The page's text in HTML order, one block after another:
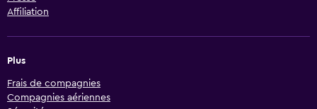
Affiliation
Plus
Frais de compagnies
Compagnies aériennes